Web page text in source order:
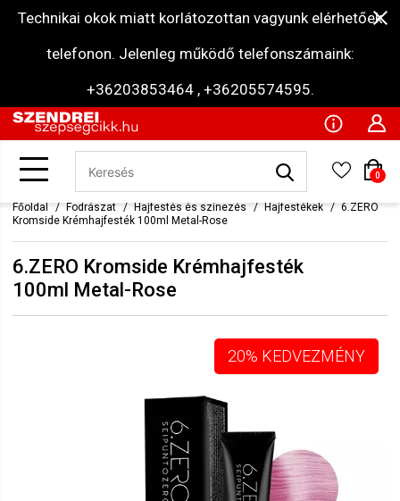
Technikai okok miatt korlátozottan vagyunk elérhetőek
telefonon. Jelenleg működő telefonszámaink:
+36203853464 , +36205574595.
0
Főoldal Fodrászat Hajfestés és színezés Hajfestékek
6.ZERO
Kromside Krémhajfesték 100ml Metal-Rose
6.ZERO Kromside Krémhajfesték
100ml Metal-Rose
20% KEDVEZMÉNY